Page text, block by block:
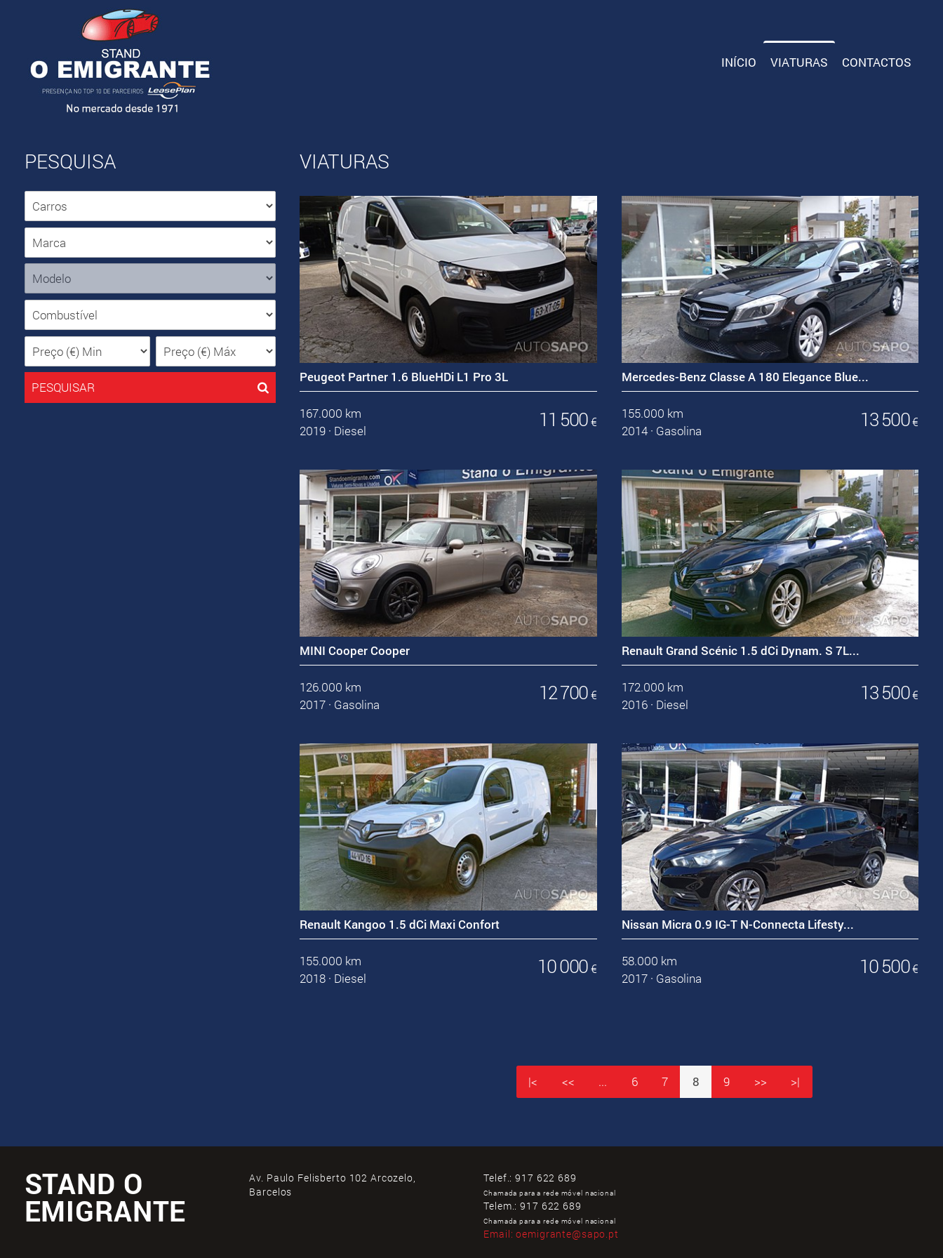
INÍCIO VIATURAS CONTACTOS
PESQUISA
PESQUISAR
VIATURAS
Peugeot Partner 1.6 BlueHDi L1 Pro 3L
167.000 km
2019 · Diesel 11 500€
Mercedes-Benz Classe A 180 Elegance Blue...
155.000 km
2014 · Gasolina 13 500€
MINI Cooper Cooper
126.000 km
2017 · Gasolina 12 700€
Renault Grand Scénic 1.5 dCi Dynam. S 7L...
172.000 km
2016 · Diesel 13 500€
Renault Kangoo 1.5 dCi Maxi Confort
155.000 km
2018 · Diesel 10 000€
Nissan Micra 0.9 IG-T N-Connecta Lifesty...
58.000 km
2017 · Gasolina 10 500€
|< << ... 6 7 8 9 >> >|
STAND O
EMIGRANTE
Av. Paulo Felisberto 102 Arcozelo,
Barcelos
Telef.:917 622 689
Chamada para a rede móvel nacional
Telem.:917 622 689
Chamada para a rede móvel nacional
Email:oemigrante@sapo.pt